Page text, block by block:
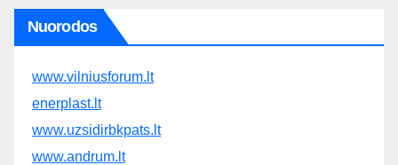
Nuorodos
www.vilniusforum.lt
enerplast.lt
www.uzsidirbkpats.lt
www.andrum.lt